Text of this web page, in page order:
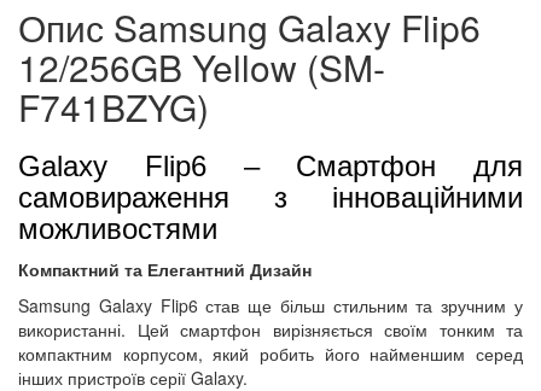
Опис Samsung Galaxy Flip6
12/256GB Yellow (SM-
F741BZYG)
Galaxy Flip6 – Смартфон для
самовираження з інноваційними
можливостями
Компактний та Елегантний Дизайн
Samsung Galaxy Flip6 став ще більш стильним та зручним у
використанні. Цей смартфон вирізняється своїм тонким та
компактним корпусом, який робить його найменшим серед
інших пристроїв серії Galaxy.